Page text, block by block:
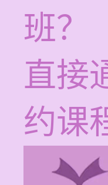
班？
直接
约课